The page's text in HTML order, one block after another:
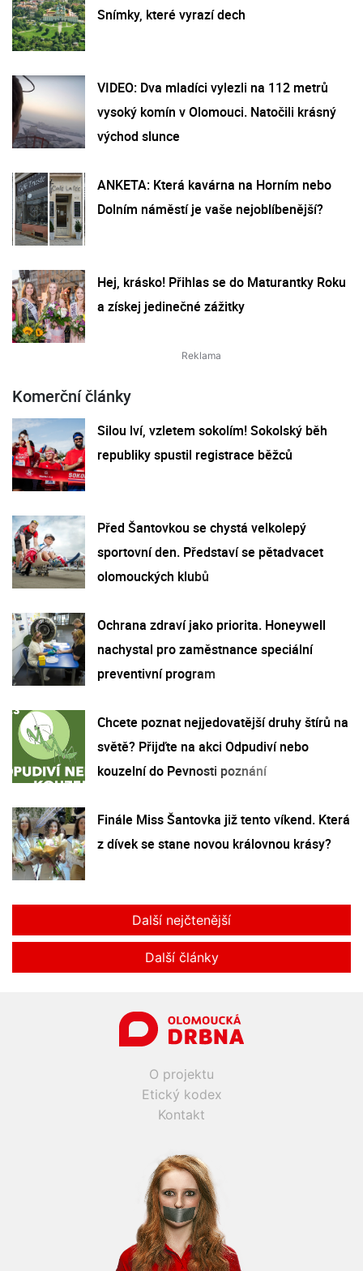
Snímky, které vyrazí dech
VIDEO: Dva mladíci vylezli na 112 metrů
vysoký komín v Olomouci. Natočili krásný
východ slunce
ANKETA: Která kavárna na Horním nebo
Dolním náměstí je vaše nejoblíbenější?
Hej, krásko! Přihlas se do Maturantky Roku
a získej jedinečné zážitky
Komerční články
Silou lví, vzletem sokolím! Sokolský běh
republiky spustil registrace běžců
Před Šantovkou se chystá velkolepý
sportovní den. Představí se pětadvacet
olomouckých klubů
Ochrana zdraví jako priorita. Honeywell
nachystal pro zaměstnance speciální
preventivní program
Chcete poznat nejjedovatější druhy štírů na
světě? Přijďte na akci Odpudiví nebo
kouzelní do Pevnosti poznání
Finále Miss Šantovka již tento víkend. Která
z dívek se stane novou královnou krásy?
Další nejčtenější
Další články
O projektu
Etický kodex
Kontakt